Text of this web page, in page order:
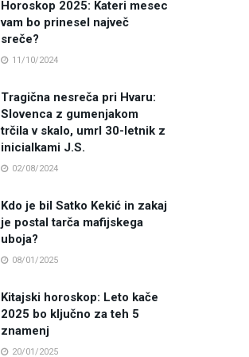
Horoskop 2025: Kateri mesec
vam bo prinesel največ
sreče?
11/10/2024
Tragična nesreča pri Hvaru:
Slovenca z gumenjakom
trčila v skalo, umrl 30-letnik z
inicialkami J.S.
02/08/2024
Kdo je bil Satko Kekić in zakaj
je postal tarča mafijskega
uboja?
08/01/2025
Kitajski horoskop: Leto kače
2025 bo ključno za teh 5
znamenj
20/01/2025